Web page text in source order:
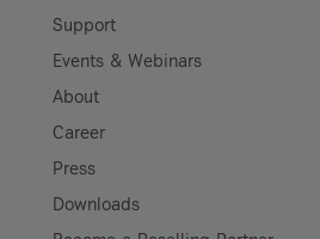
Support
Events & Webinars
About
Career
Press
Downloads